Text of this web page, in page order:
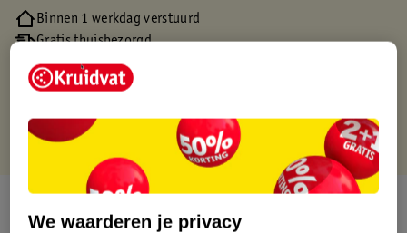
Binnen 1 werkdag verstuurd
Gratis thuisbezorgd
Gratis retourneren via verkooppartner.
Gratis punten met je Kruidvat kaart
We waarderen je privacy